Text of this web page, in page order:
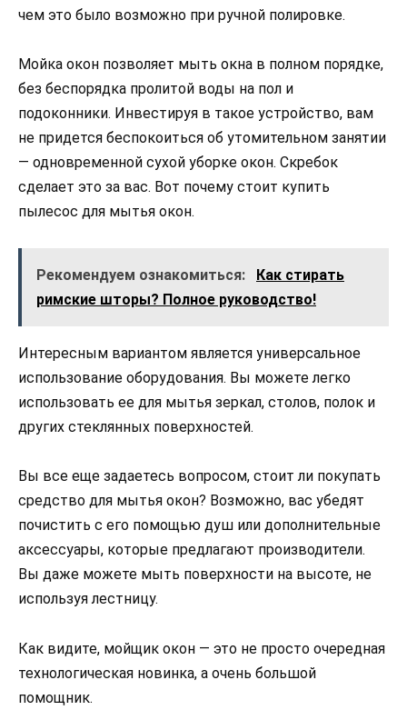
чем это было возможно при ручной полировке.
Мойка окон позволяет мыть окна в полном порядке,
без беспорядка пролитой воды на пол и
подоконники. Инвестируя в такое устройство, вам
не придется беспокоиться об утомительном занятии
— одновременной сухой уборке окон. Скребок
сделает это за вас. Вот почему стоит купить
пылесос для мытья окон.
Рекомендуем ознакомиться:
Как стирать
римские шторы? Полное руководство!
Интересным вариантом является универсальное
использование оборудования. Вы можете легко
использовать ее для мытья зеркал, столов, полок и
других стеклянных поверхностей.
Вы все еще задаетесь вопросом, стоит ли покупать
средство для мытья окон? Возможно, вас убедят
почистить с его помощью душ или дополнительные
аксессуары, которые предлагают производители.
Вы даже можете мыть поверхности на высоте, не
используя лестницу.
Как видите, мойщик окон — это не просто очередная
технологическая новинка, а очень большой
помощник.